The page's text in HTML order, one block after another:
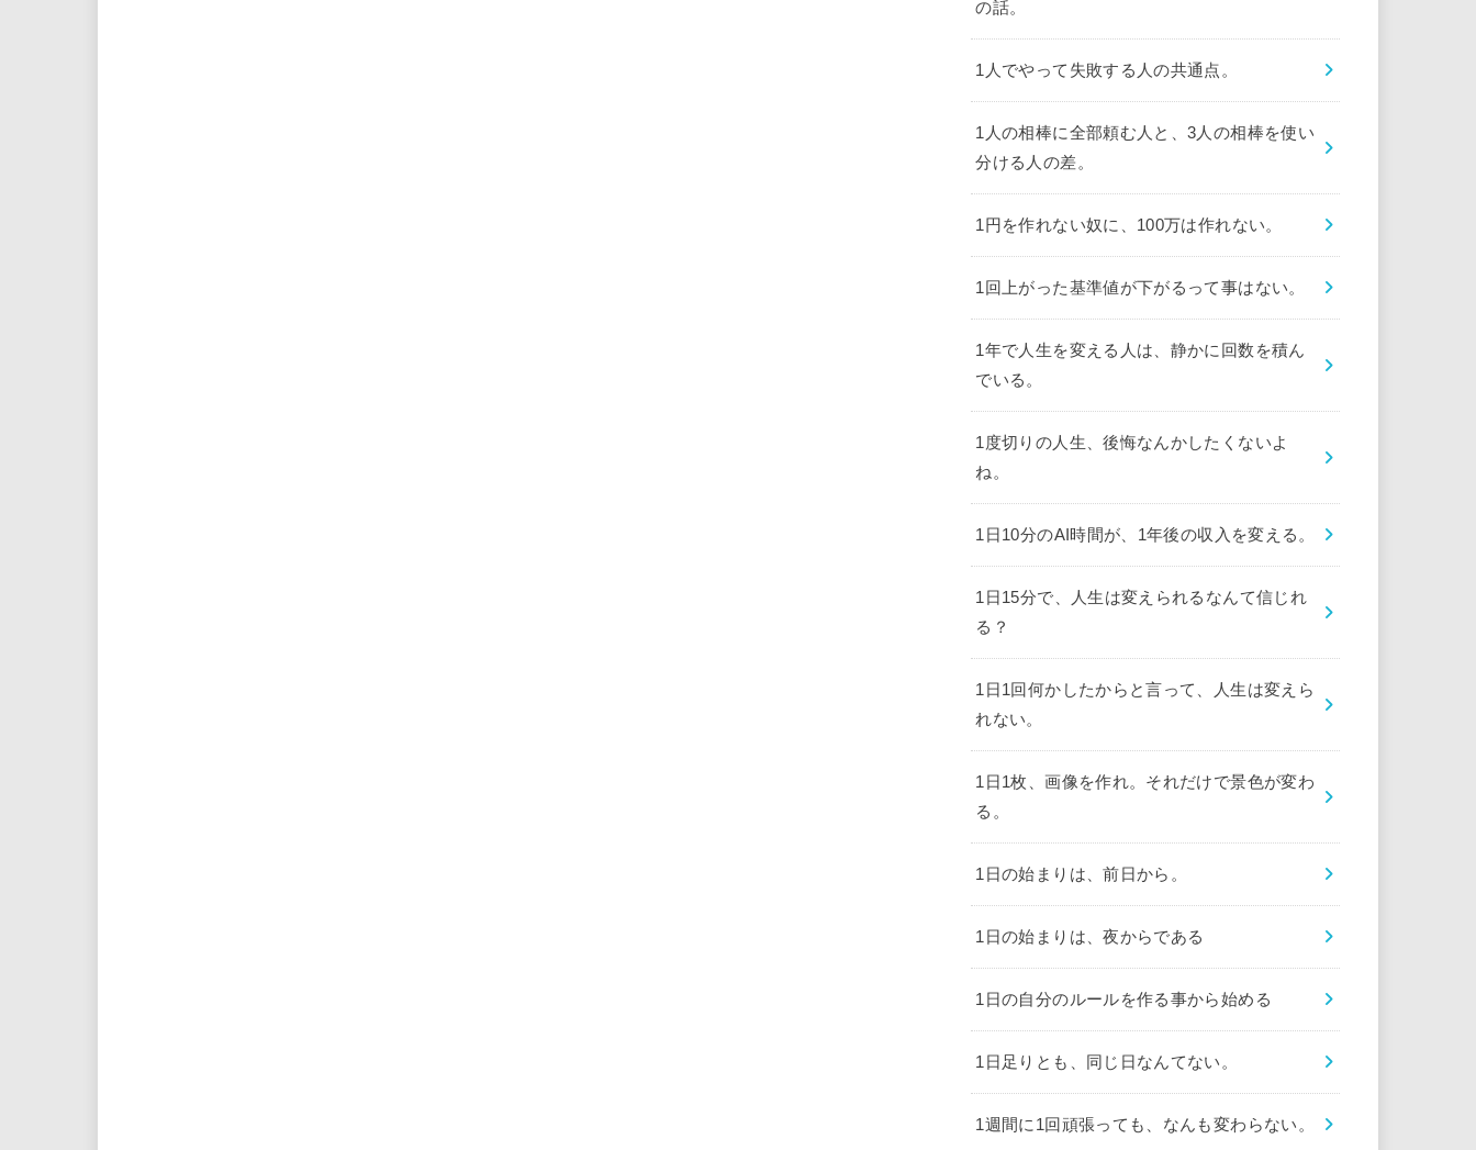
の話。
1人でやって失敗する人の共通点。
1人の相棒に全部頼む人と、3人の相棒を使い
分ける人の差。
1円を作れない奴に、100万は作れない。
1回上がった基準値が下がるって事はない。
1年で人生を変える人は、静かに回数を積ん
でいる。
1度切りの人生、後悔なんかしたくないよ
ね。
1日10分のAI時間が、1年後の収入を変える。
1日15分で、人生は変えられるなんて信じれ
る？
1日1回何かしたからと言って、人生は変えら
れない。
1日1枚、画像を作れ。それだけで景色が変わ
る。
1日の始まりは、前日から。
1日の始まりは、夜からである
1日の自分のルールを作る事から始める
1日足りとも、同じ日なんてない。
1週間に1回頑張っても、なんも変わらない。